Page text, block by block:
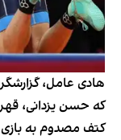
هادی عامل،
که حسن یزدانی،
کتف مصدوم به